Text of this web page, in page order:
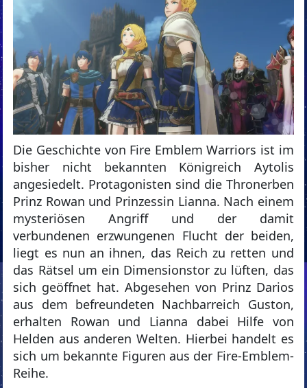
Die Geschichte von Fire Emblem Warriors ist im
bisher nicht bekannten Königreich Aytolis
angesiedelt. Protagonisten sind die Thronerben
Prinz Rowan und Prinzessin Lianna. Nach einem
mysteriösen Angriff und der damit
verbundenen erzwungenen Flucht der beiden,
liegt es nun an ihnen, das Reich zu retten und
das Rätsel um ein Dimensionstor zu lüften, das
sich geöffnet hat. Abgesehen von Prinz Darios
aus dem befreundeten Nachbarreich Guston,
erhalten Rowan und Lianna dabei Hilfe von
Helden aus anderen Welten. Hierbei handelt es
sich um bekannte Figuren aus der Fire-Emblem-
Reihe.